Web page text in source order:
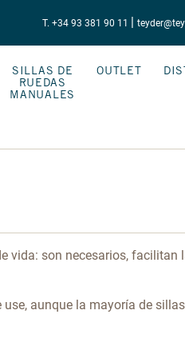
T. +34 93 381 90 11 |
SILLAS DE
RUEDAS
MANUALES
OUTLET
vida: son necesarios, facilitan
aunque la mayoría de